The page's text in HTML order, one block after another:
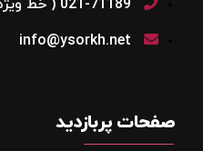
021-71189 ( خط ویژه )
info@ysorkh.net
صفحات پربازدید